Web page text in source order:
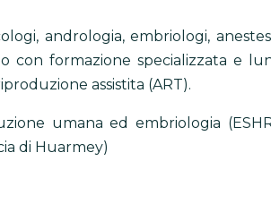
andrologia, embriologi,
con formazione specializzata e
assistita (ART).
umana ed embriologia
di Huarmey)